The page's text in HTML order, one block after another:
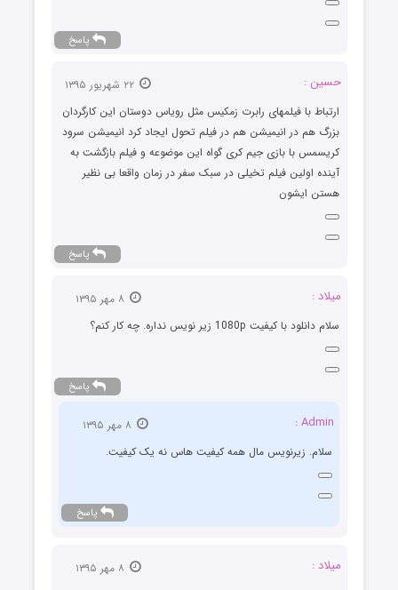
پاسخ
حسین :
ارتباط با فیلمهای رابرت زمکیس مثل رویاس دوستان این کارگردان
بزرگ هم در انیمیشن هم در فیلم تحول ایجاد کرد انیمیشن سرود
کریسمس با بازی جیم کری گواه این موضوعه و فیلم بازگشت به
آینده اولین فیلم تخیلی در سبک سفر در زمان واقعا بی نظیر
هستن ایشون
پاسخ
میلاد :
سلام دانلود با کیفیت 1080p زیر نویس نداره. چه کار کنم؟
پاسخ
Admin :
سلام. زیرنویس مال همه کیفیت هاس نه یک کیفیت.
پاسخ
میلاد :